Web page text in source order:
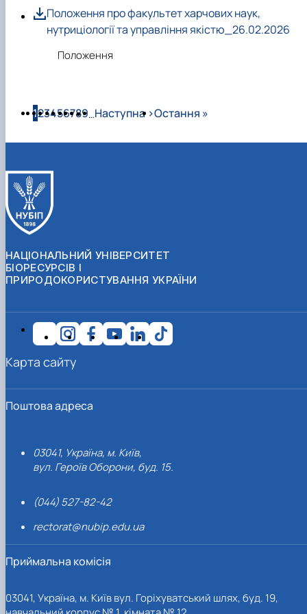
Положення про факультет харчових наук,
нутриціології та управління якістю_26.02.2026
Положення
Розбивка на сторінки
Сторінка
1Сторінка
2Сторінка
3Сторінка
4Сторінка
5Сторінка
6Сторінка
7Сторінка
8Сторінка
9…Наступна сторінка
Наступна ›Остання сторінка
Остання »
НАЦІОНАЛЬНИЙ УНІВЕРСИТЕТ
БІОРЕСУРСІВ І
ПРИРОДОКОРИСТУВАННЯ УКРАЇНИ
Поштова адреса
03041, Україна, м. Київ,
вул. Героїв Оборони, буд. 15.
(044) 527-82-42
rectorat@nubip.edu.ua
Приймальна комісія
03041, Україна, м. Київ вул. Горіхуватський шлях, буд. 19,
Карта сайту